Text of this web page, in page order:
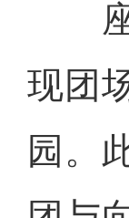
座
现团
园。